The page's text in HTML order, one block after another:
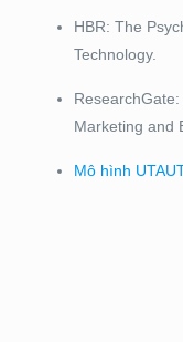
HBR: The
Technology.
Marketing and
Mô hình